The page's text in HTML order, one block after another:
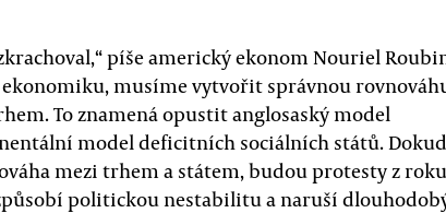
píše americký ekonom Nouriel
musíme vytvořit správnou
To znamená opustit anglosaský model
model deficitních sociálních států. Dokud
mezi trhem a státem, budou protesty z roku
politickou nestabilitu a naruší